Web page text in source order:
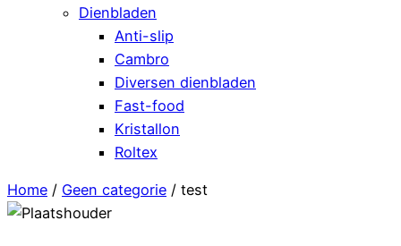
Dienbladen
Anti-slip
Cambro
Diversen dienbladen
Fast-food
Kristallon
Roltex
Home / Geen categorie / test